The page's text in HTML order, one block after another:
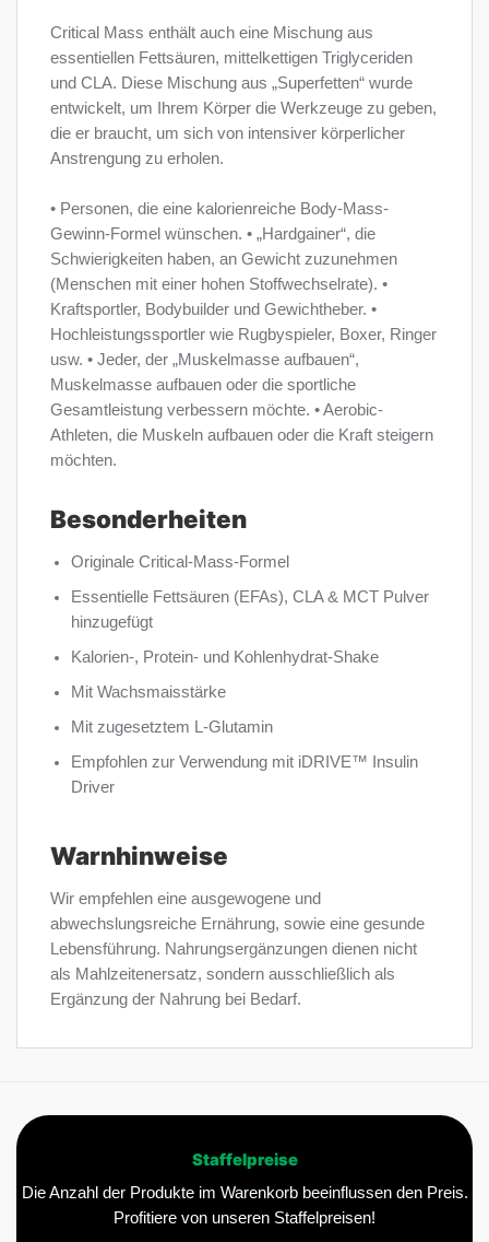
Critical Mass enthält auch eine Mischung aus
essentiellen Fettsäuren, mittelkettigen Triglyceriden
und CLA. Diese Mischung aus „Superfetten“ wurde
entwickelt, um Ihrem Körper die Werkzeuge zu geben,
die er braucht, um sich von intensiver körperlicher
Anstrengung zu erholen.
• Personen, die eine kalorienreiche Body-Mass-
Gewinn-Formel wünschen. • „Hardgainer“, die
Schwierigkeiten haben, an Gewicht zuzunehmen
(Menschen mit einer hohen Stoffwechselrate). •
Kraftsportler, Bodybuilder und Gewichtheber. •
Hochleistungssportler wie Rugbyspieler, Boxer, Ringer
usw. • Jeder, der „Muskelmasse aufbauen“,
Muskelmasse aufbauen oder die sportliche
Gesamtleistung verbessern möchte. • Aerobic-
Athleten, die Muskeln aufbauen oder die Kraft steigern
möchten.
Besonderheiten
Originale Critical-Mass-Formel
Essentielle Fettsäuren (EFAs), CLA & MCT Pulver
hinzugefügt
Kalorien-, Protein- und Kohlenhydrat-Shake
Mit Wachsmaisstärke
Mit zugesetztem L-Glutamin
Empfohlen zur Verwendung mit iDRIVE™ Insulin
Driver
Warnhinweise
Wir empfehlen eine ausgewogene und
abwechslungsreiche Ernährung, sowie eine gesunde
Lebensführung. Nahrungsergänzungen dienen nicht
als Mahlzeitenersatz, sondern ausschließlich als
Ergänzung der Nahrung bei Bedarf.
Staffelpreise
Die Anzahl der Produkte im Warenkorb beeinflussen den Preis.
Profitiere von unseren Staffelpreisen!